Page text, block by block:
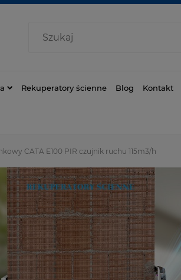
Rekuperatory ścienne Blog Kontakt
CATA E100 PIR czujnik ruchu 115m3/h